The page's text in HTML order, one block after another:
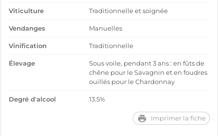
Viticulture Traditionnelle et soignée
Vendanges Manuelles
Vinification Traditionnelle
Élevage
Sous voile, pendant 3 ans : en fûts de
chêne pour le Savagnin et en foudres
ouillés pour le Chardonnay
Degré d'alcool 13.5%
Imprimer la fiche